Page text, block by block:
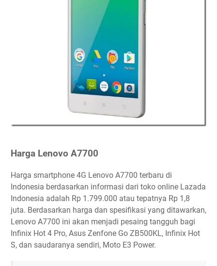
Harga Lenovo A7700
Harga smartphone 4G Lenovo A7700 terbaru di
Indonesia berdasarkan informasi dari toko online Lazada
Indonesia adalah Rp 1.799.000 atau tepatnya Rp 1,8
juta. Berdasarkan harga dan spesifikasi yang ditawarkan,
Lenovo A7700 ini akan menjadi pesaing tangguh bagi
Infinix Hot 4 Pro, Asus Zenfone Go ZB500KL, Infinix Hot
S, dan saudaranya sendiri, Moto E3 Power.